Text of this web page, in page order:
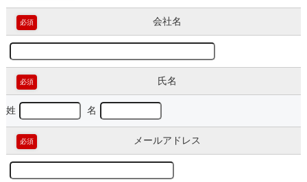
必須 会社名
必須 氏名
姓 名
必須 メールアドレス